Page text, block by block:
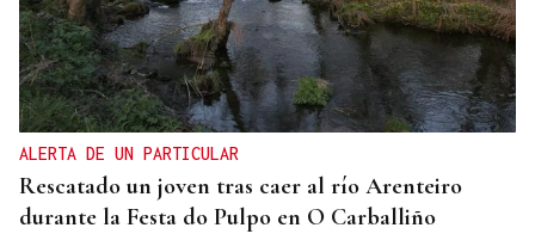
ALERTA DE UN PARTICULAR
Rescatado un joven tras caer al río Arenteiro
durante la Festa do Pulpo en O Carballiño